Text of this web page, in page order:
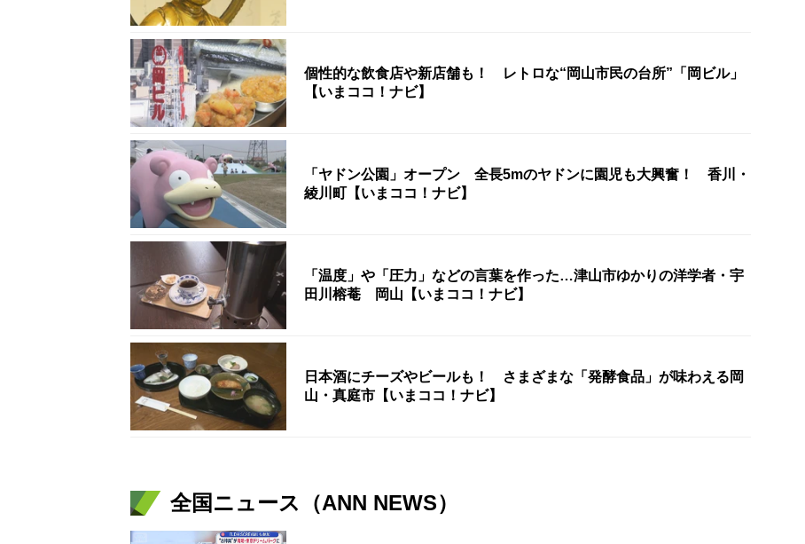
個性的な飲食店や新店舗も！ レトロな“岡山市民の台所”「岡ビル」
【いまココ！ナビ】
「ヤドン公園」オープン 全長5mのヤドンに園児も大興奮！ 香川・
綾川町【いまココ！ナビ】
「温度」や「圧力」などの言葉を作った…津山市ゆかりの洋学者・宇
田川榕菴 岡山【いまココ！ナビ】
日本酒にチーズやビールも！ さまざまな「発酵食品」が味わえる岡
山・真庭市【いまココ！ナビ】
全国ニュース（ANN NEWS）